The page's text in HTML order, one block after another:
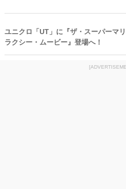
ユニクロ「UT」に『ザ・スーパーマ
ラクシー・ムービー』登場へ！